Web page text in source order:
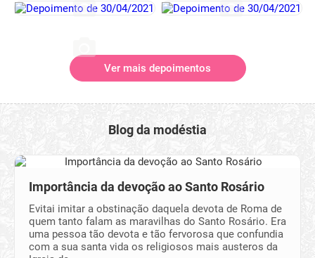
Ver mais depoimentos
Blog da modéstia
Importância da devoção ao Santo Rosário
Evitai imitar a obstinação daquela devota de Roma de
quem tanto falam as maravilhas do Santo Rosário. Era
uma pessoa tão devota e tão fervorosa que confundia
com a sua santa vida os religiosos mais austeros da